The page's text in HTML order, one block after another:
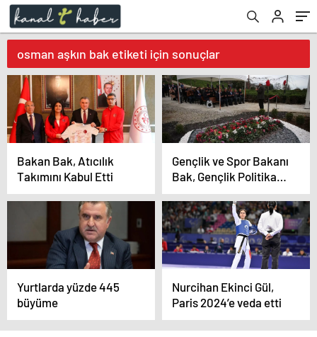
osman aşkın bak etiketi için sonuçlar
Bakan Bak, Atıcılık
Takımını Kabul Etti
Gençlik ve Spor Bakanı
Bak, Gençlik Politika
Belgesi Vizyon
Çalıştayı’nda konuştu
Açıklaması
Yurtlarda yüzde 445
büyüme
Nurcihan Ekinci Gül,
Paris 2024’e veda etti